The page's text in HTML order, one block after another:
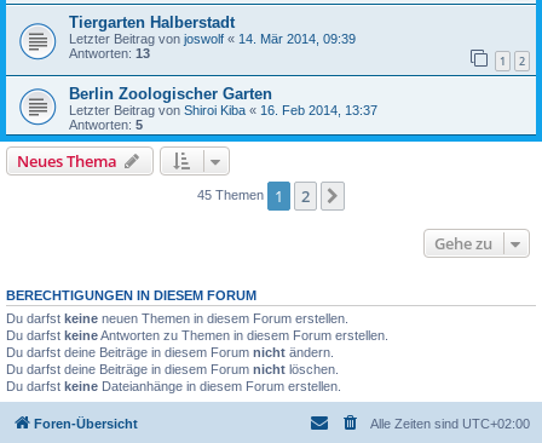
Tiergarten Halberstadt
Letzter Beitrag von joswolf « 14. Mär 2014, 09:39
Antworten: 13 1 2
Berlin Zoologischer Garten
Letzter Beitrag von Shiroi Kiba « 16. Feb 2014, 13:37
Antworten: 5
Neues Thema
45 Themen 1 2
Gehe zu
BERECHTIGUNGEN IN DIESEM FORUM
Du darfst keine neuen Themen in diesem Forum erstellen.
Du darfst keineAntworten zu Themen in diesem Forum erstellen.
Du darfst deine Beiträge in diesem Forum nicht ändern.
Du darfst deine Beiträge in diesem Forum nicht löschen.
Du darfst keine Dateianhänge in diesem Forum erstellen.
Foren-Übersicht Alle Zeiten sind UTC+02:00